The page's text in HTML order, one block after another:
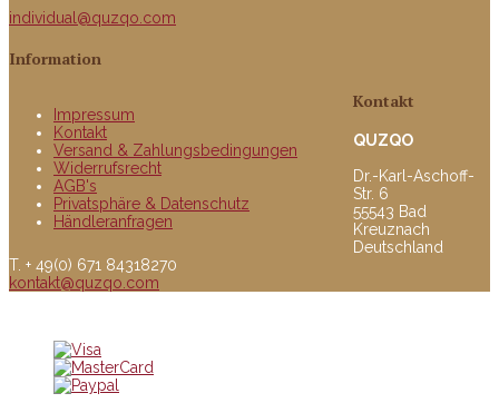
individual@quzqo.com
Information
Impressum
Kontakt
Versand & Zahlungsbedingungen
Widerrufsrecht
AGB's
Privatsphäre & Datenschutz
Händleranfragen
Kontakt
QUZQO
Dr.-Karl-Aschoff-
Str. 6
55543 Bad
Kreuznach
Deutschland
T. + 49(0) 671 84318270
kontakt@quzqo.com